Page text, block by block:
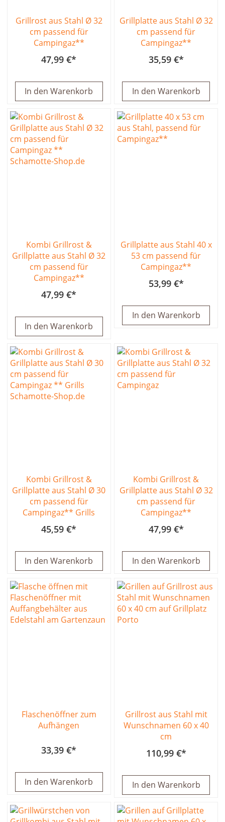
Grillrost aus Stahl Ø 32
cm passend für
Campingaz**
47,99 €
In den Warenkorb
Grillplatte aus Stahl Ø 32
cm passend für
Campingaz**
35,59 €
In den Warenkorb
Kombi Grillrost &
Grillplatte aus Stahl Ø 32
cm passend für
Campingaz**
47,99 €
In den Warenkorb
Grillplatte aus Stahl 40 x
53 cm passend für
Campingaz**
53,99 €
In den Warenkorb
Kombi Grillrost &
Grillplatte aus Stahl Ø 30
cm passend für
Campingaz** Grills
45,59 €
In den Warenkorb
Kombi Grillrost &
Grillplatte aus Stahl Ø 32
cm passend für
Campingaz**
47,99 €
In den Warenkorb
Flaschenöffner zum
Aufhängen
33,39 €
In den Warenkorb
Grillrost aus Stahl mit
Wunschnamen 60 x 40
cm
110,99 €
In den Warenkorb